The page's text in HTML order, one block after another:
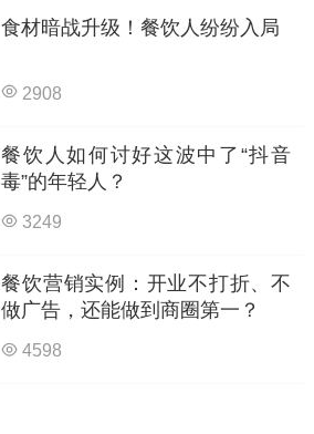
食材暗战升级！餐饮人纷纷入局
2908
餐饮人如何讨好这波中了“抖音
毒”的年轻人？
3249
餐饮营销实例：开业不打折、不
做广告，还能做到商圈第一？
4598